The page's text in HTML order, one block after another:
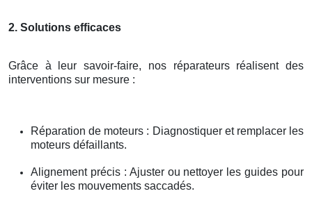
2. Solutions efficaces
Grâce à leur savoir-faire, nos réparateurs réalisent des
interventions sur mesure :
Réparation de moteurs : Diagnostiquer et remplacer les
moteurs défaillants.
Alignement précis : Ajuster ou nettoyer les guides pour
éviter les mouvements saccadés.